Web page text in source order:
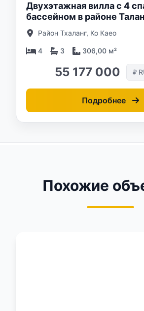
Двухэтажная вилла с 4
бассейном в районе
комплексе Sunrise Lake
Район Тхаланг, Ко Каео
4 3 306,00 м²
55 177 000 ₽
Подробнее
Похожие